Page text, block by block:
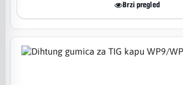
Brzi pregled